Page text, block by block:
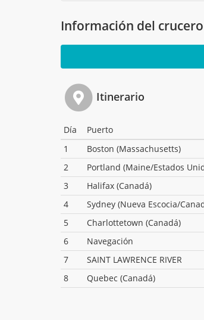
Información del crucero
Itinerario
Día Puerto
1
Boston (Massachusetts)
2
Portland (Maine/Estados
3
Halifax (Canadá)
4
Sydney (Nueva Escocia/
5
Charlottetown (Canadá)
6
Navegación
7
SAINT LAWRENCE RIVER
8
Quebec (Canadá)